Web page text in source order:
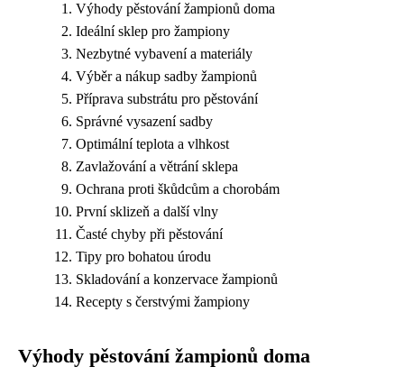
Výhody pěstování žampionů doma
Ideální sklep pro žampiony
Nezbytné vybavení a materiály
Výběr a nákup sadby žampionů
Příprava substrátu pro pěstování
Správné vysazení sadby
Optimální teplota a vlhkost
Zavlažování a větrání sklepa
Ochrana proti škůdcům a chorobám
První sklizeň a další vlny
Časté chyby při pěstování
Tipy pro bohatou úrodu
Skladování a konzervace žampionů
Recepty s čerstvými žampiony
Výhody pěstování žampionů doma